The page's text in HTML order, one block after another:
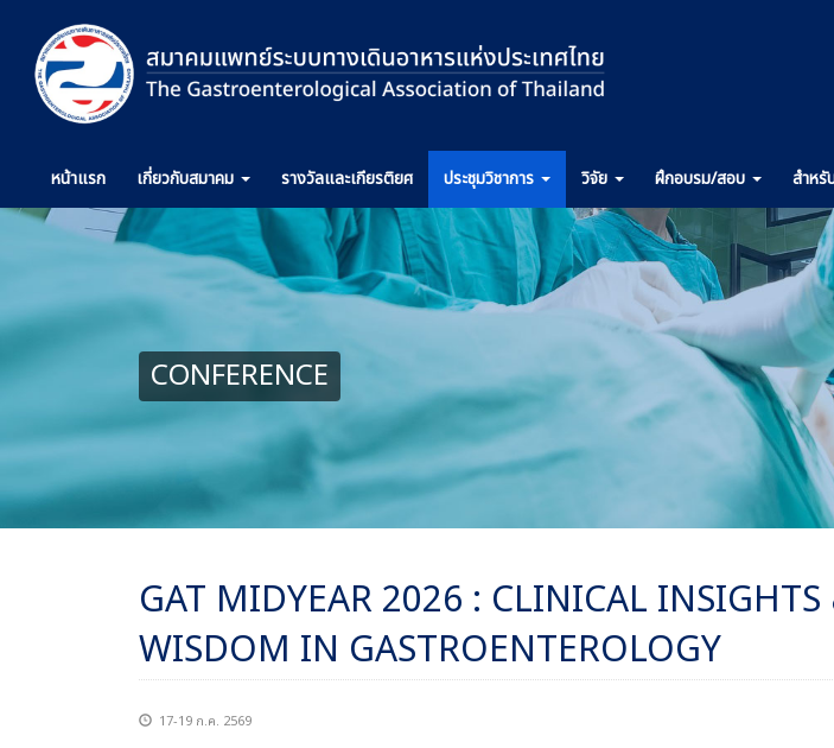
หน้าแรก เกี่ยวกับสมาคม รางวัลและเกียรติยศ ประชุมวิชาการ วิจัย ฝึกอบรม/สอบ สำหรั
CONFERENCE
GAT MIDYEAR 2026 : CLINICAL INSIGHTS
WISDOM IN GASTROENTEROLOGY
17-19 ก.ค. 2569